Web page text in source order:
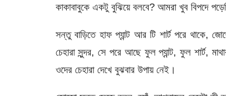
কাকাবাবুকে একটু বুঝিয়ে বলবে? আমরা খুব বিপদে
সন্তু বাড়িতে হাফ প্যান্ট আর টি শার্ট পরে থাকে,
চেহারা সুন্দর, সে পরে আছে ফুল প্যান্ট, ফুল শার্ট,
ওদের চেহারা দেখে বুঝবার উপায় নেই।